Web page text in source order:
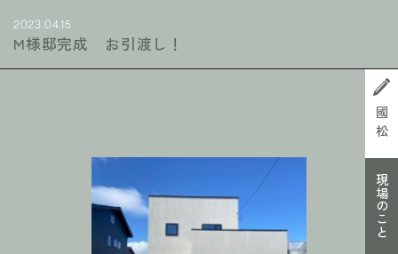
2023.04.15
M様邸完成 お引渡し！
國松
現場のこと